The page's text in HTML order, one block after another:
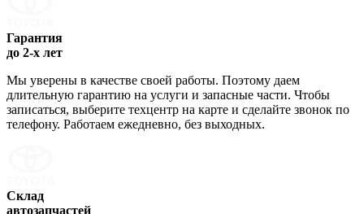
Гарантия
до 2-х лет
Мы уверены в качестве своей работы. Поэтому даем
длительную гарантию на услуги и запасные части. Чтобы
записаться, выберите техцентр на карте и сделайте звонок по
телефону. Работаем ежедневно, без выходных.
Склад
автозапчастей